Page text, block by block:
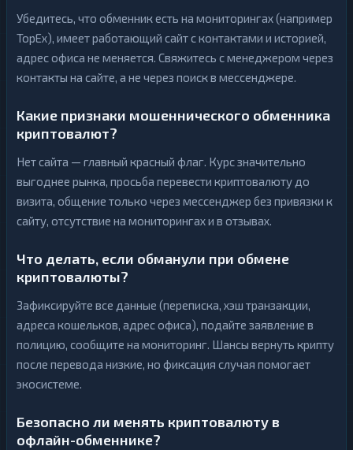
Убедитесь, что обменник есть на мониторингах (например
TopEx), имеет работающий сайт с контактами и историей,
адрес офиса не меняется. Свяжитесь с менеджером через
контакты на сайте, а не через поиск в мессенджере.
Какие признаки мошеннического обменника
криптовалют?
Нет сайта — главный красный флаг. Курс значительно
выгоднее рынка, просьба перевести криптовалюту до
визита, общение только через мессенджер без привязки к
сайту, отсутствие на мониторингах и в отзывах.
Что делать, если обманули при обмене
криптовалюты?
Зафиксируйте все данные (переписка, хэш транзакции,
адреса кошельков, адрес офиса), подайте заявление в
полицию, сообщите на мониторинг. Шансы вернуть крипту
после перевода низкие, но фиксация случая помогает
экосистеме.
Безопасно ли менять криптовалюту в
офлайн-обменнике?